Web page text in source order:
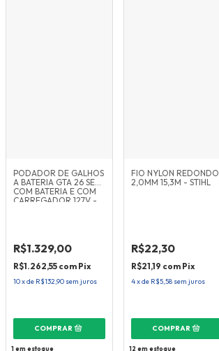
PODADOR DE GALHOS
A BATERIA GTA 26 SET
COM BATERIA E COM
CARREGADOR 127V -
R$1.329,00
R$1.262,55 com Pix
10xde R$132,90 sem juros
1em estoque
FIO NYLON REDONDO
2,0MM 15,3M - STIHL
R$22,30
R$21,19 com Pix
4xde R$5,58 sem juros
12 em estoque